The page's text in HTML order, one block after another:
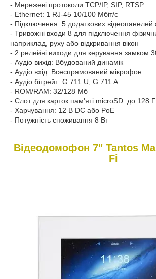
- Мережеві протоколи TCP/IP, SIP, RTSP
- Ethernet: 1 RJ-45 10/100 Мбіт/с
- Підключення: 5 додаткових відеопанелей
- Тривожні входи 8 для підключення
наприклад, руху або відкривання вікон
- 2 релейні виходи для керування замком
- Аудіо вихід: Вбудований динамік
- Аудіо вхід: Всеспрямований мікрофон
- Аудіо бітрейт: G.711 U, G.711 A
- ROM/RAM: 32/128 Мб
- Слот для карток пам'яті microSD: до 128
- Харчування: 12 В DC або PoE
- Потужність споживання 8 Вт
Відеодомофон 7" Tantos
Fi